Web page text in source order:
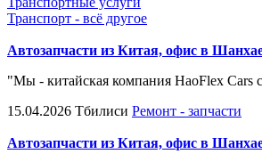
Транспорт - всё другое
Автозапчасти из Китая, офис в
"Мы - китайская компания HaoFlex Cars
15.04.2026 Тбилиси Ремонт - запчасти
Автозапчасти из Китая, офис в